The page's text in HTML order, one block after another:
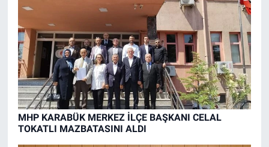
MHP KARABÜK MERKEZ İLÇE BAŞKANI CELAL
TOKATLI MAZBATASINI ALDI